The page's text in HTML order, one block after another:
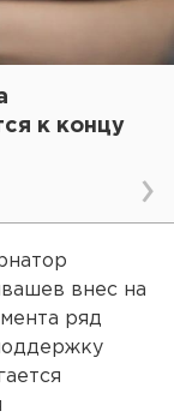
к концу
внес на
ряд